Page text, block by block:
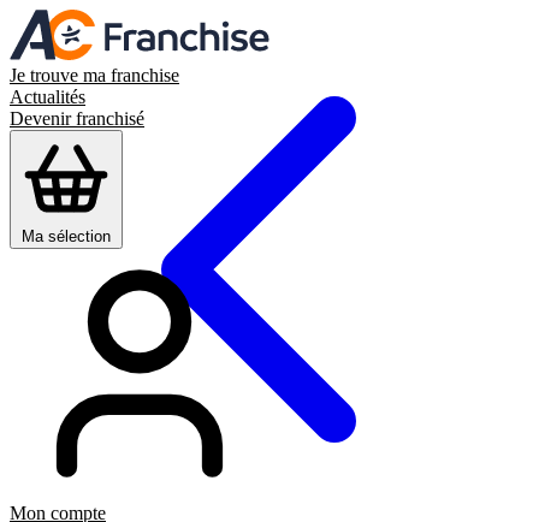
Je trouve ma franchise
Actualités
Devenir franchisé
Ma sélection
Mon compte